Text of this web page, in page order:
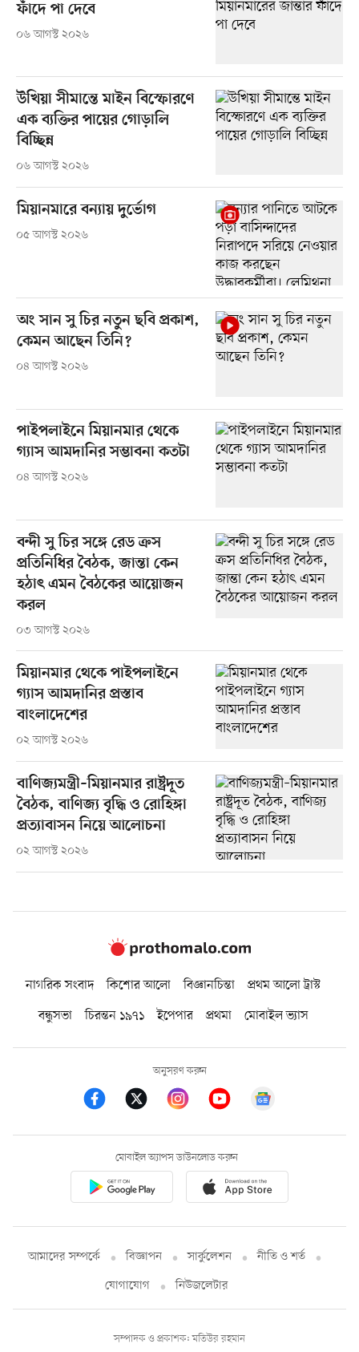
ফাঁদে পা দেবে
০৬ আগস্ট ২০২৬
উখিয়া সীমান্তে মাইন বিস্ফোরণে
এক ব্যক্তির পায়ের গোড়ালি
বিচ্ছিন্ন
০৬ আগস্ট ২০২৬
মিয়ানমারে বন্যায় দুর্ভোগ
০৫ আগস্ট ২০২৬
অং সান সু চির নতুন ছবি প্রকাশ,
কেমন আছেন তিনি?
০৪ আগস্ট ২০২৬
পাইপলাইনে মিয়ানমার থেকে
গ্যাস আমদানির সম্ভাবনা কতটা
০৪ আগস্ট ২০২৬
বন্দী সু চির সঙ্গে রেড ক্রস
প্রতিনিধির বৈঠক, জান্তা কেন
হঠাৎ এমন বৈঠকের আয়োজন
করল
০৩ আগস্ট ২০২৬
মিয়ানমার থেকে পাইপলাইনে
গ্যাস আমদানির প্রস্তাব
বাংলাদেশের
০২ আগস্ট ২০২৬
বাণিজ্যমন্ত্রী–মিয়ানমার রাষ্ট্রদূত
বৈঠক, বাণিজ্য বৃদ্ধি ও রোহিঙ্গা
প্রত্যাবাসন নিয়ে আলোচনা
০২ আগস্ট ২০২৬
নাগরিক সংবাদ কিশোর আলো বিজ্ঞানচিন্তা
প্রথম আলো ট্রাস্ট
বন্ধুসভা
চিরন্তন ১৯৭১ ইপেপার প্রথমা মোবাইল ভ্যাস
অনুসরণ করুন
মোবাইল অ্যাপস ডাউনলোড করুন
আমাদের সম্পর্কে বিজ্ঞাপন সার্কুলেশন
নীতি ও শর্ত
যোগাযোগ
নিউজলেটার
সম্পাদক ও প্রকাশক: মতিউর রহমান